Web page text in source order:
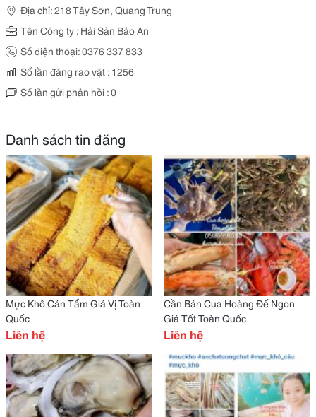
Địa chỉ: 218 Tây Sơn, Quang Trung
Tên Công ty : Hải Sản Bảo An
Số điện thoại: 0376 337 833
Số lần đăng rao vặt : 1256
Số lần gửi phản hồi : 0
Danh sách tin đăng
Mực Khô Cán Tẩm Giá Vị Toàn
Quốc
Liên hệ
Cần Bán Cua Hoàng Đế Ngon
Giá Tốt Toàn Quốc
Liên hệ